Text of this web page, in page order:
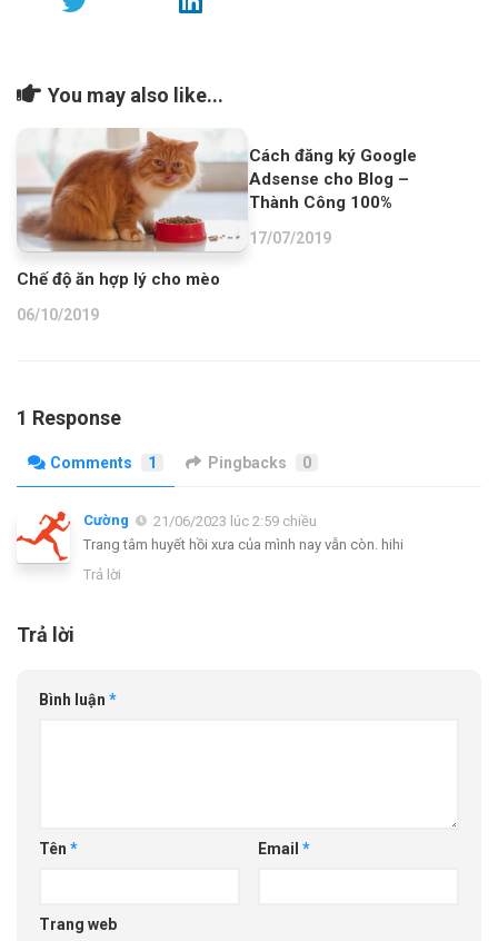
You may also like...
Chế độ ăn hợp lý cho mèo
06/10/2019
Cách đăng ký Google
Adsense cho Blog –
Thành Công 100%
17/07/2019
1 Response
Comments 1 Pingbacks 0
Cường
21/06/2023 lúc 2:59 chiều
Trang tâm huyết hồi xưa của mình nay vẫn còn. hihi
Trả lời
Trả lời
Bình luận *
Tên * Email *
Trang web